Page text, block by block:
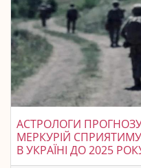
АСТРОЛОГИ
МЕРКУРІЙ
В УКРАЇНІ ДО 2025